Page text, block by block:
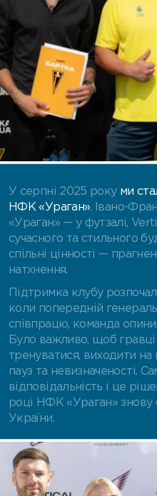
У серпні 2025 року ми
НФК «Ураган». Івано-
«Ураган» — у футзалі,
сучасного та стильного
спільні цінності —
натхнення.
Підтримка клубу
коли попередній
співпрацю, команда
Було важливо, щоб гравці
тренуватися, виходити на
пауз та невизначеності.
відповідальність і це
році НФК «Ураган» знову
України.